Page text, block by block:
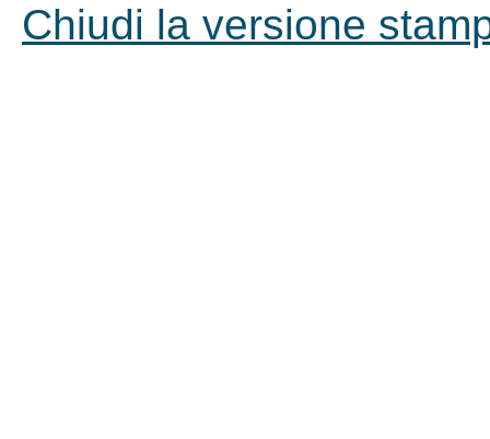
Chiudi la versione